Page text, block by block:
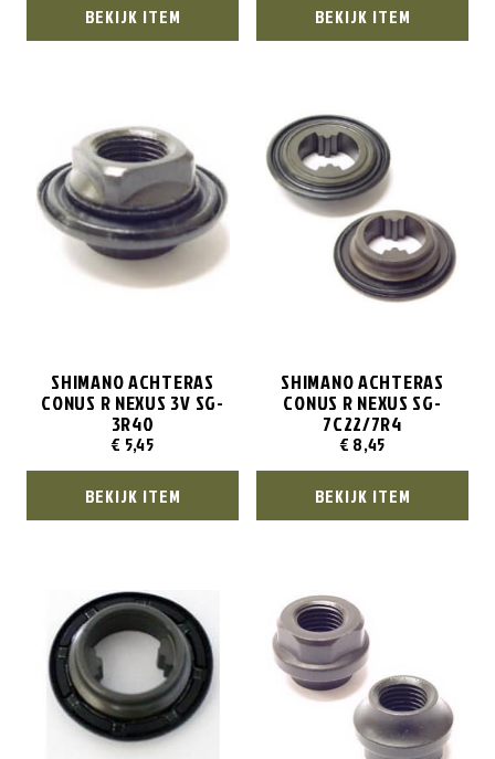
BEKIJK ITEM BEKIJK ITEM
SHIMANO ACHTERAS
CONUS R NEXUS 3V SG-
3R40
€ 5,45
BEKIJK ITEM
SHIMANO ACHTERAS
CONUS R NEXUS SG-
7C22/7R4
€ 8,45
BEKIJK ITEM